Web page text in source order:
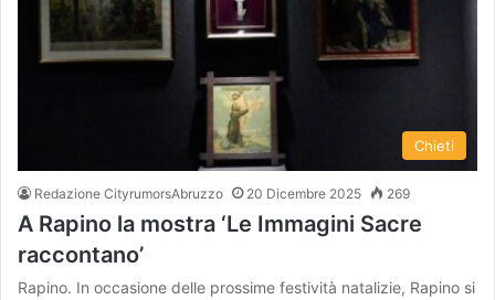
Chieti
Redazione CityrumorsAbruzzo 20 Dicembre 2025 269
A Rapino la mostra ‘Le Immagini Sacre
raccontano’
Rapino. In occasione delle prossime festività natalizie, Rapino si